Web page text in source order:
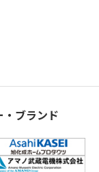
ブランド